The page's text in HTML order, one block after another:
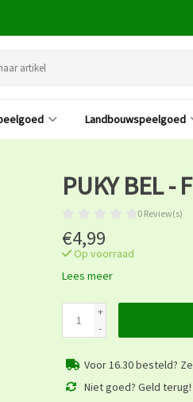
Landbouwspeelgoed
PUKY BEL -
0 Review(s)
€4,99
Op voorraad
Lees meer
+
-
Voor 16.30 besteld?
Niet goed? Geld terug!